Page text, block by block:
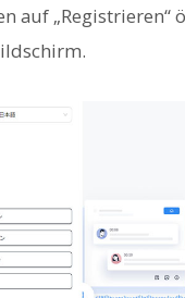
auf „Registrieren“